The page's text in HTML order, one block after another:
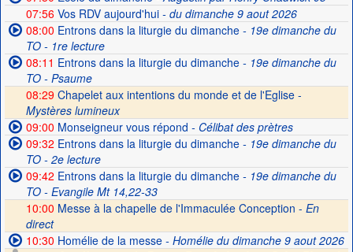
07:56Vos RDV aujourd'hui- du dimanche 9 aout 2026
08:00 Entrons dans la liturgie du dimanche- 19e dimanche du
TO - 1re lecture
08:11 Entrons dans la liturgie du dimanche- 19e dimanche du
TO - Psaume
08:29 Chapelet aux intentions du monde et de l'Eglise -
Mystères lumineux
09:00 Monseigneur vous répond - Célibat des prètres
09:32 Entrons dans la liturgie du dimanche- 19e dimanche du
TO - 2e lecture
09:42 Entrons dans la liturgie du dimanche- 19e dimanche du
TO - Evangile Mt 14,22-33
10:00 Messe à la chapelle de l'Immaculée Conception - En
direct
10:30 Homélie de la messe- Homélie du dimanche 9 aout 2026